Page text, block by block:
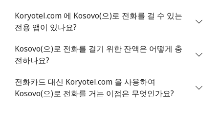
Koryotel.com 에 Kosovo(으)로 전화를 걸 수 있는
전용 앱이 있나요?
Kosovo(으)로 전화를 걸기 위한 잔액은 어떻게 충
전하나요?
전화카드 대신 Koryotel.com 을 사용하여
Kosovo(으)로 전화를 거는 이점은 무엇인가요?